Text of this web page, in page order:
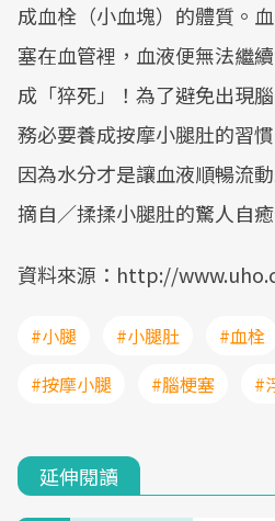
成血栓（小血塊）的體質。
塞在血管裡，血液便無法繼
成「猝死」！為了避免出現
務必要養成按摩小腿肚的習
因為水分才是讓血液順暢流
摘自／揉揉小腿肚的驚人自
資料來源：http://
#小腿 #小腿肚 #血栓
#按摩小腿
#腦梗塞 #
延伸閱讀